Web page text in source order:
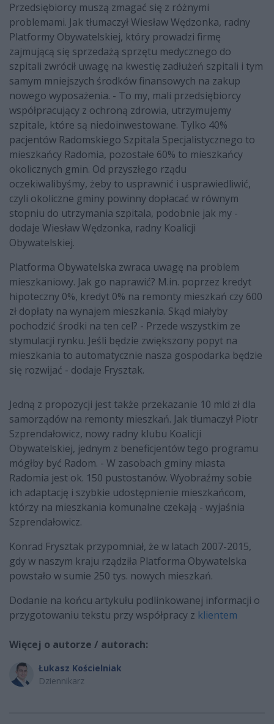
Przedsiębiorcy muszą zmagać się z różnymi
problemami. Jak tłumaczył Wiesław Wędzonka, radny
Platformy Obywatelskiej, który prowadzi firmę
zajmującą się sprzedażą sprzętu medycznego do
szpitali zwrócił uwagę na kwestię zadłużeń szpitali i tym
samym mniejszych środków finansowych na zakup
nowego wyposażenia. - To my, mali przedsiębiorcy
współpracujący z ochroną zdrowia, utrzymujemy
szpitale, które są niedoinwestowane. Tylko 40%
pacjentów Radomskiego Szpitala Specjalistycznego to
mieszkańcy Radomia, pozostałe 60% to mieszkańcy
okolicznych gmin. Od przyszłego rządu
oczekiwalibyśmy, żeby to usprawnić i usprawiedliwić,
czyli okoliczne gminy powinny dopłacać w równym
stopniu do utrzymania szpitala, podobnie jak my -
dodaje Wiesław Wędzonka, radny Koalicji
Obywatelskiej.
Platforma Obywatelska zwraca uwagę na problem
mieszkaniowy. Jak go naprawić? M.in. poprzez kredyt
hipoteczny 0%, kredyt 0% na remonty mieszkań czy 600
zł dopłaty na wynajem mieszkania. Skąd miałyby
pochodzić środki na ten cel? - Przede wszystkim ze
stymulacji rynku. Jeśli będzie zwiększony popyt na
mieszkania to automatycznie nasza gospodarka będzie
się rozwijać - dodaje Frysztak.
Jedną z propozycji jest także przekazanie 10 mld zł dla
samorządów na remonty mieszkań. Jak tłumaczył Piotr
Szprendałowicz, nowy radny klubu Koalicji
Obywatelskiej, jednym z beneficjentów tego programu
mógłby być Radom. - W zasobach gminy miasta
Radomia jest ok. 150 pustostanów. Wyobraźmy sobie
ich adaptację i szybkie udostępnienie mieszkańcom,
którzy na mieszkania komunalne czekają - wyjaśnia
Szprendałowicz.
Konrad Frysztak przypomniał, że w latach 2007-2015,
gdy w naszym kraju rządziła Platforma Obywatelska
powstało w sumie 250 tys. nowych mieszkań.
Dodanie na końcu artykułu podlinkowanej informacji o
przygotowaniu tekstu przy współpracy z klientem
Więcej o autorze / autorach:
Łukasz Kościelniak
Dziennikarz